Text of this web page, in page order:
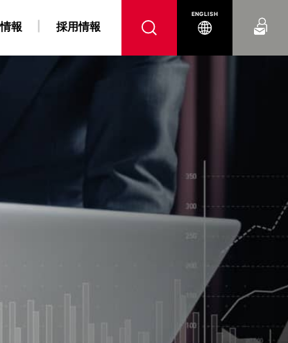
コンテナ船事業
報
者採用情報
採用情報
ENGLISH